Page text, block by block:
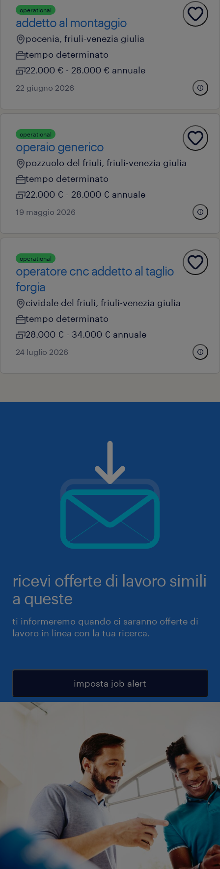
operational
addetto al montaggio
pocenia, friuli-venezia giulia
tempo determinato
22.000 € - 28.000 € annuale
22 giugno 2026
operational
operaio generico
pozzuolo del friuli, friuli-venezia giulia
tempo determinato
22.000 € - 28.000 € annuale
19 maggio 2026
operational
operatore cnc addetto al taglio
forgia
cividale del friuli, friuli-venezia giulia
tempo determinato
28.000 € - 34.000 € annuale
24 luglio 2026
ricevi offerte di lavoro simili
a queste
ti informeremo quando ci saranno offerte di
lavoro in linea con la tua ricerca.
imposta job alert